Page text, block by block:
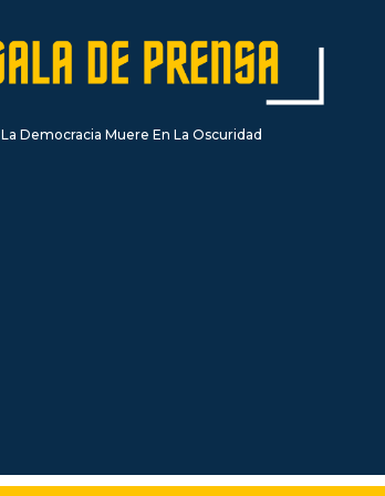
La Democracia Muere En La Oscuridad